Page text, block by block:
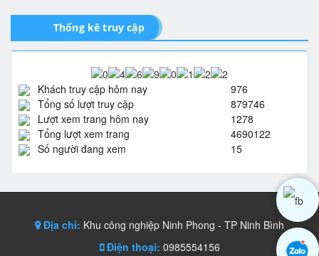
Thống kê truy cập
Khách truy cập hôm nay
976
Tổng số lượt truy cập
879746
Lượt xem trang hôm nay
1278
Tổng lượt xem trang
4690122
Số người đang xem
15
Địa chỉ: Khu công nghiệp Ninh Phong - TP Ninh Bình
Điện thoại: 0985554156